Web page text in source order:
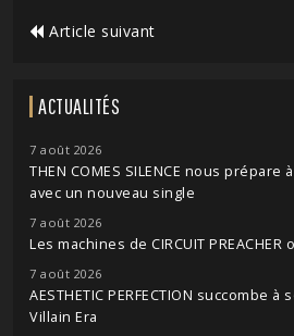
Article suivant
ACTUALITÉS
7 août 2026
THEN COMES SILENCE nous
avec un nouveau single
7 août 2026
Les machines de CIRCUIT
7 août 2026
AESTHETIC PERFECTION succombe
Villain Era